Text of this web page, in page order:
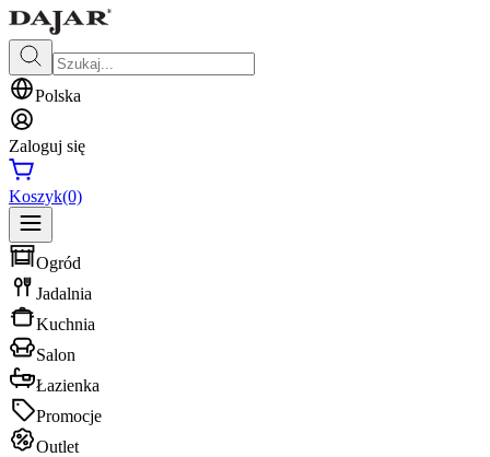
Polska
Zaloguj się
Koszyk(0)
Ogród
Jadalnia
Kuchnia
Salon
Łazienka
Promocje
Outlet